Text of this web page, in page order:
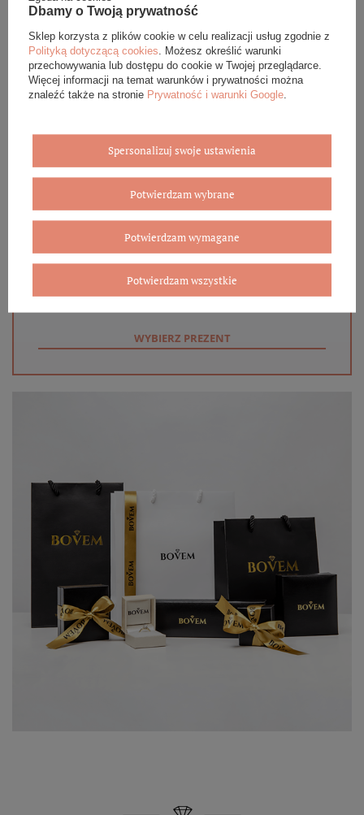
GWARANCJA
ZADAJ PYTANIE
Eleganckie opakowanie gratis
Biżuterię i zegarki zakupione w sklepie internetowym
BOVEM otrzymasz jako gotowy do wręczenia upominek. Do
każdego zamówienia dołączamy pudełko ze skóry
ekologicznej oraz elegancką torebkę. Rozmiary i wzory
WYBIERZ PREZENT
Dbamy o Twoją prywatność
Sklep korzysta z plików cookie w celu realizacji usług zgodnie z
Polityką dotyczącą cookies . Możesz określić warunki
przechowywania lub dostępu do cookie w Twojej przeglądarce.
Więcej informacji na temat warunków i prywatności można
znaleźć także na stronie Prywatność i warunki Google
Spersonalizuj swoje ustawienia
Potwierdzam wybrane
Potwierdzam wymagane
Potwierdzam wszystkie